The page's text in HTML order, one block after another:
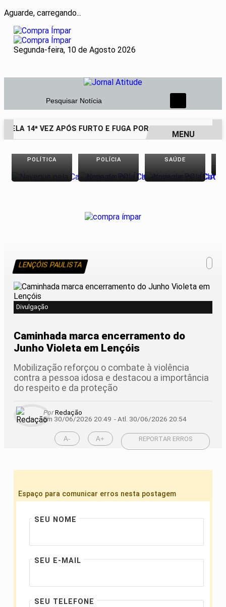
Aguarde, carregando...
Segunda-feira, 10 de Agosto 2026
Pesquisar Notícia
14ª VEZ APÓS FURTO E FUGA POR TELHADOS
EM ALTA
MENU
POLÍTICA POLÍCIA SAÚDE
LENÇÓIS PAULISTA
Divulgação
Caminhada marca encerramento do
Junho Violeta em Lençóis
Mobilização reforçou o combate à violência
contra a pessoa idosa e destacou a importância
do respeito e da proteção
PorRedação
Em 30/06/2026 20:49 - Atl. 30/06/2026 20:54
A- A+ REPORTAR ERROS
Espaço para comunicar erros nesta postagem
SEU NOME
SEU E-MAIL
SEU TELEFONE